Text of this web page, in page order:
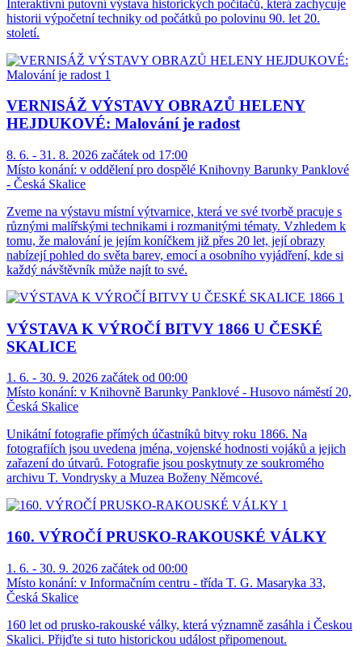
Interaktivní putovní výstava historických počítačů, která zachycuje
historii výpočetní techniky od počátků po polovinu 90. let 20.
století.
VERNISÁŽ VÝSTAVY OBRAZŮ HELENY
HEJDUKOVÉ: Malování je radost
8. 6. - 31. 8. 2026 začátek od 17:00
Místo konání: v oddělení pro dospělé Knihovny Barunky Panklové
- Česká Skalice
Zveme na výstavu místní výtvarnice, která ve své tvorbě pracuje s
různými malířskými technikami i rozmanitými tématy. Vzhledem k
tomu, že malování je jejím koníčkem již přes 20 let, její obrazy
nabízejí pohled do světa barev, emocí a osobního vyjádření, kde si
každý návštěvník může najít to své.
VÝSTAVA K VÝROČÍ BITVY 1866 U ČESKÉ
SKALICE
1. 6. - 30. 9. 2026 začátek od 00:00
Místo konání: v Knihovně Barunky Panklové - Husovo náměstí 20,
Česká Skalice
Unikátní fotografie přímých účastníků bitvy roku 1866. Na
fotografiích jsou uvedena jména, vojenské hodnosti vojáků a jejich
zařazení do útvarů. Fotografie jsou poskytnuty ze soukromého
archivu T. Vondrysky a Muzea Boženy Němcové.
160. VÝROČÍ PRUSKO-RAKOUSKÉ VÁLKY
1. 6. - 30. 9. 2026 začátek od 00:00
Místo konání: v Informačním centru - třída T. G. Masaryka 33,
Česká Skalice
160 let od prusko-rakouské války, která významně zasáhla i Českou
Skalici. Přijďte si tuto historickou událost připomenout.